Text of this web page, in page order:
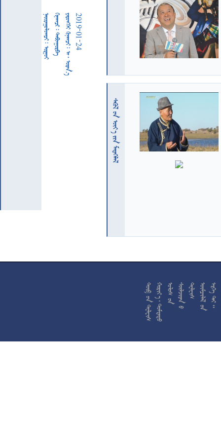
         2019-01-24
  










































































































